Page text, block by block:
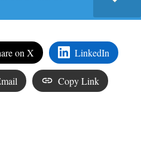
on X LinkedIn
Copy Link